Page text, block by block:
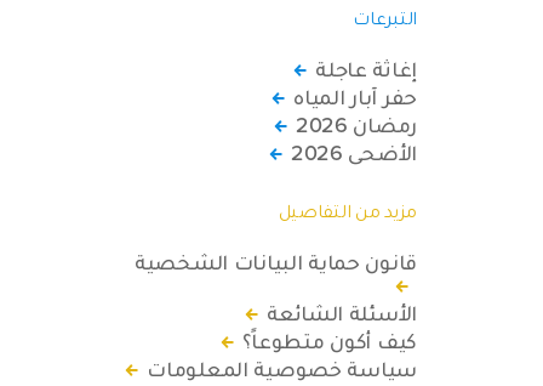
التبرعات
إغاثة عاجلة
حفر آبار المياه
رمضان 2026
الأضحى 2026
مزيد من التفاصيل
قانون حماية البيانات الشخصية
الأسئلة الشائعة
كيف أكون متطوعاً؟
سياسة خصوصية المعلومات